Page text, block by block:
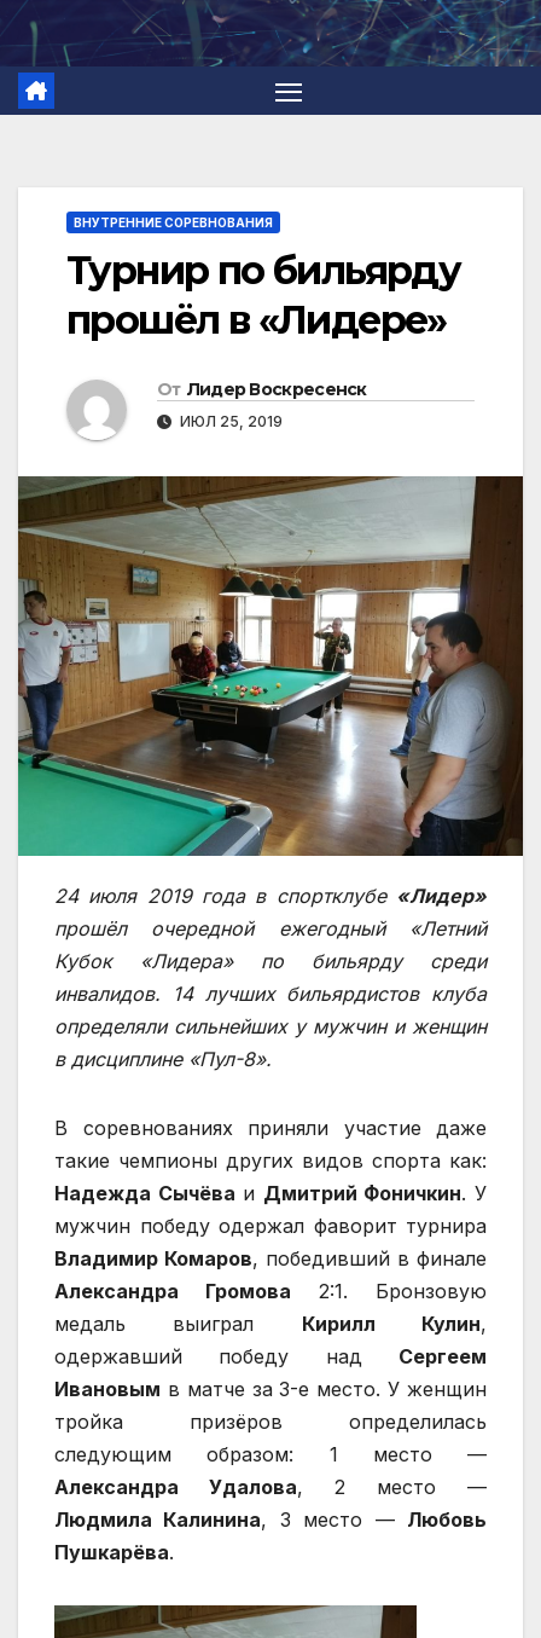
Перейти
содержимому
ВНУТРЕННИЕ СОРЕВНОВАНИЯ
Турнир по бильярду
прошёл в «Лидере»
От Лидер Воскресенск
ИЮЛ 25, 2019
24 июля 2019 года в спортклубе «Лидер»
прошёл очередной ежегодный «Летний
Кубок «Лидера» по бильярду среди
инвалидов. 14 лучших бильярдистов клуба
определяли сильнейших у мужчин и женщин
в дисциплине «Пул-8».
В соревнованиях приняли участие даже
такие чемпионы других видов спорта как:
Надежда Сычёва и Дмитрий Фоничкин. У
мужчин победу одержал фаворит турнира
Владимир Комаров, победивший в финале
Александра Громова 2:1. Бронзовую
медаль выиграл Кирилл Кулин,
одержавший победу над Сергеем
Ивановым в матче за 3-е место. У женщин
тройка призёров определилась
следующим образом: 1 место —
Александра Удалова, 2 место —
Людмила Калинина, 3 место — Любовь
Пушкарёва.